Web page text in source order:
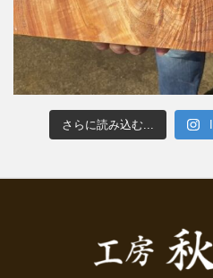
さらに読み込む...